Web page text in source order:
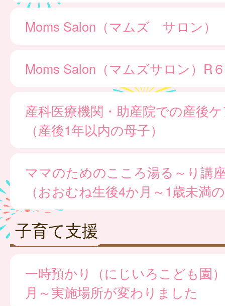
Moms Salon（マムズ サロン）
Moms Salon（マムズサロン）R
産科医療機関・助産院での産後
（産後1年以内の母子）
ママのためのこころ湯る～り講
（おおむね生後4か月～1歳未満
子育て支援
一時預かり（にじいろこども園
月～実施場所が変わりました